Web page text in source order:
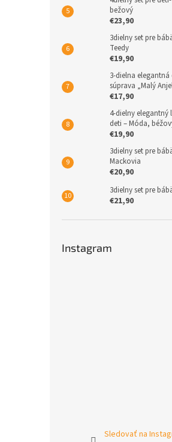
bežový
€23,90
3dielny set pre
Teedy
€19,90
3-dielna elegantná
súprava „Malý
€17,90
4-dielny elegantný
deti – Móda,
€19,90
3dielny set pre
Mackovia
€20,90
3dielny set pre
€21,90
Instagram
Sledovať na